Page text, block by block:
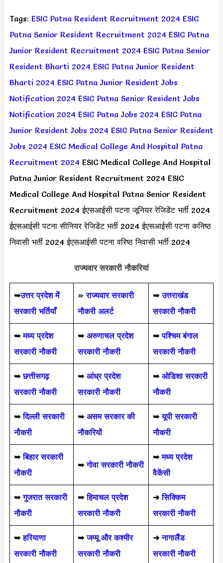
Tags: ESIC Patna Resident Recruitment 2024 ESIC
Patna Senior Resident Recruitment 2024 ESIC Patna
Junior Resident Recruitment 2024 ESIC Patna Senior
Resident Bharti 2024 ESIC Patna Junior Resident
Bharti 2024 ESIC Patna Junior Resident Jobs
Notification 2024 ESIC Patna Senior Resident Jobs
Notification 2024 ESIC Patna Jobs 2024 ESIC Patna
Junior Resident Jobs 2024 ESIC Patna Senior Resident
Jobs 2024 ESIC Medical College And Hospital Patna
Recruitment 2024 ESIC Medical College And Hospital
Patna Junior Resident Recruitment 2024 ESIC
Medical College And Hospital Patna Senior Resident
Recruitment 2024 ईएसआईसी पटना जूनियर रेजिडेंट भर्ती 2024
ईएसआईसी पटना सीनियर रेजिडेंट भर्ती 2024 ईएसआईसी पटना कनिष्ठ
निवासी भर्ती 2024 ईएसआईसी पटना वरिष्ठ निवासी भर्ती 2024
राज्यवार सरकारी नौकरियां
➥उत्तर प्रदेश में
सरकारी भर्तियाँ
»राज्यवार सरकारी
नौकरी अलर्ट
➥ उत्तराखंड
सरकारी नौकरी
➥ मध्य प्रदेश
सरकारी नौकरी
➥ अरुणाचल प्रदेश
सरकारी नौकरी
➥ पश्चिम बंगाल
सरकारी नौकरी
➥ छत्तीसगढ़
सरकारी नौकरी
➥ आंध्र प्रदेश
सरकारी नौकरी
➥ ओडिशा सरकारी
नौकरी
➥ दिल्ली सरकारी
नौकरी
➥ असम सरकार की
नौकरियों
➥ यूपी सरकारी
नौकरी
➥बिहार सरकारी
नौकरी
➥गोवा सरकारी नौकरी
➥ मध्य प्रदेश
वैकेंसी
➥ गुजरात सरकारी
नौकरी
➥हिमाचल प्रदेश
सरकारी नौकरी
➜ सिक्किम
सरकारी नौकरी
➥हरियाणा
सरकारी नौकरी
➥जम्मू और कश्मीर
सरकारी नौकरी
➜ नागालैंड
सरकारी नौकरी